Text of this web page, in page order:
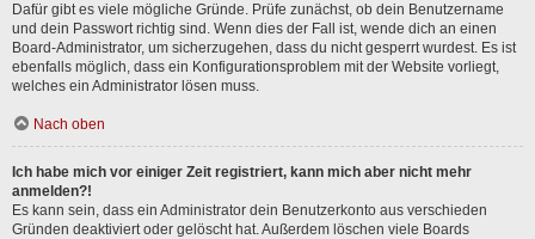
Dafür gibt es viele mögliche Gründe. Prüfe zunächst, ob dein Benutzername
und dein Passwort richtig sind. Wenn dies der Fall ist, wende dich an einen
Board-Administrator, um sicherzugehen, dass du nicht gesperrt wurdest. Es ist
ebenfalls möglich, dass ein Konfigurationsproblem mit der Website vorliegt,
welches ein Administrator lösen muss.
Nach oben
Ich habe mich vor einiger Zeit registriert, kann mich aber nicht mehr
anmelden?!
Es kann sein, dass ein Administrator dein Benutzerkonto aus verschieden
Gründen deaktiviert oder gelöscht hat. Außerdem löschen viele Boards